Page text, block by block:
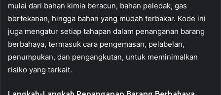
mulai dari bahan kimia beracun, bahan peledak, gas
bertekanan, hingga bahan yang mudah terbakar. Kode ini
juga mengatur setiap tahapan dalam penanganan barang
berbahaya, termasuk cara pengemasan, pelabelan,
penumpukan, dan pengangkutan, untuk meminimalkan
risiko yang terkait.